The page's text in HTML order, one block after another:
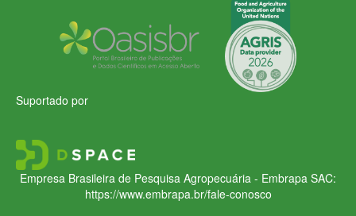
Suportado por
Empresa Brasileira de Pesquisa Agropecuária - Embrapa SAC:
https://www.embrapa.br/fale-conosco